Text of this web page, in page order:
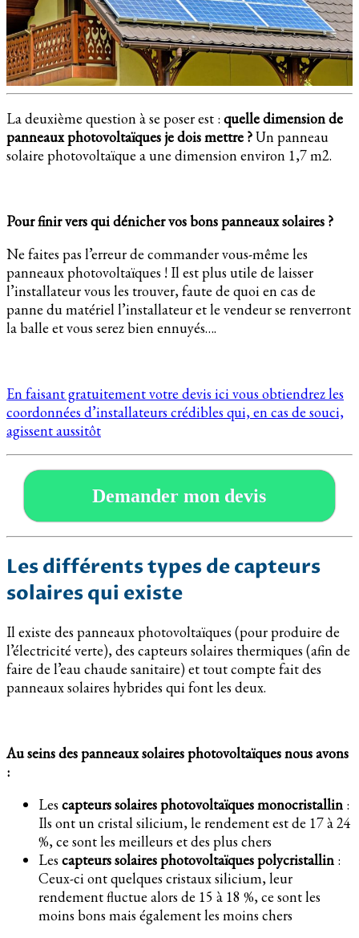
La deuxième question à se poser est : quelle dimension de
panneaux photovoltaïques je dois mettre ?Un panneau
solaire photovoltaïque a une dimension environ 1,7 m2.
Pour finir vers qui dénicher vos bons panneaux solaires ?
Ne faites pas l’erreur de commander vous-même les
panneaux photovoltaïques ! Il est plus utile de laisser
l’installateur vous les trouver, faute de quoi en cas de
panne du matériel l’installateur et le vendeur se renverront
la balle et vous serez bien ennuyés….
En faisant gratuitement votre devis ici vous obtiendrez les
coordonnées d’installateurs crédibles qui, en cas de souci,
agissent aussitôt
Demander mon devis
Les différents types de capteurs
solaires qui existe
Il existe des panneaux photovoltaïques (pour produire de
l’électricité verte), des capteurs solaires thermiques (afin de
faire de l’eau chaude sanitaire) et tout compte fait des
panneaux solaires hybrides qui font les deux.
Au seins des panneaux solaires photovoltaïques nous avons
:
Les capteurs solaires photovoltaïques monocristallin :
Ils ont un cristal silicium, le rendement est de 17 à 24
%, ce sont les meilleurs et des plus chers
Les capteurs solaires photovoltaïques polycristallin :
Ceux-ci ont quelques cristaux silicium, leur
rendement fluctue alors de 15 à 18 %, ce sont les
moins bons mais également les moins chers